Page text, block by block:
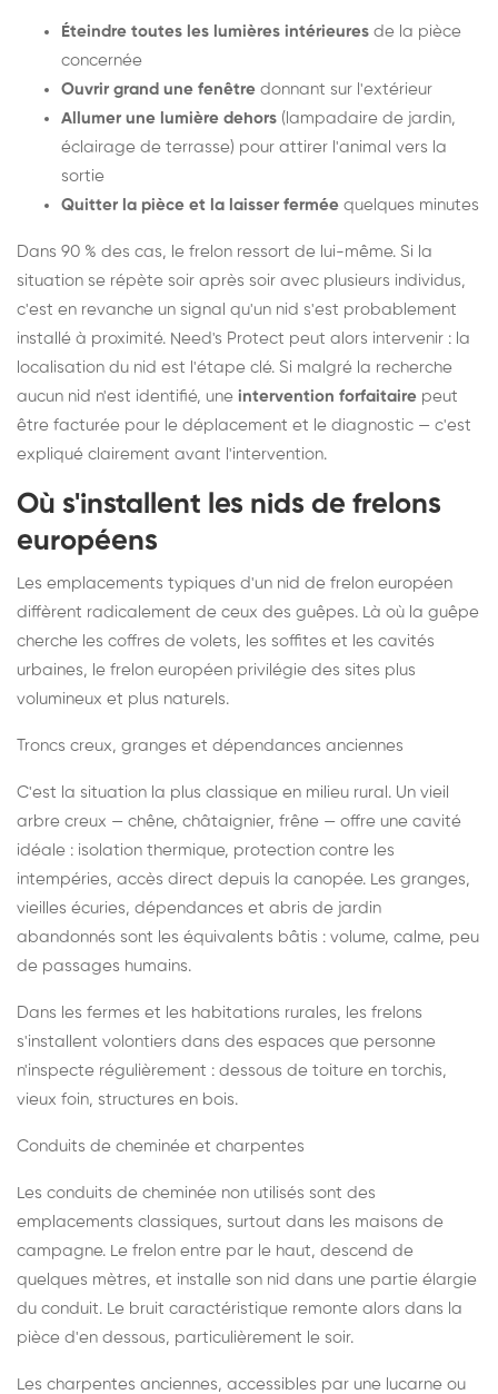
Éteindre toutes les lumières intérieures de la pièce
concernée
Ouvrir grand une fenêtre donnant sur l'extérieur
Allumer une lumière dehors (lampadaire de jardin,
éclairage de terrasse) pour attirer l'animal vers la
sortie
Quitter la pièce et la laisser fermée quelques minutes
Dans 90 % des cas, le frelon ressort de lui-même. Si la
situation se répète soir après soir avec plusieurs individus,
c'est en revanche un signal qu'un nid s'est probablement
installé à proximité. Need's Protect peut alors intervenir : la
localisation du nid est l'étape clé. Si malgré la recherche
aucun nid n'est identifié, une intervention forfaitaire peut
être facturée pour le déplacement et le diagnostic — c'est
expliqué clairement avant l'intervention.
Où s'installent les nids de frelons
européens
Les emplacements typiques d'un nid de frelon européen
diffèrent radicalement de ceux des guêpes. Là où la guêpe
cherche les coffres de volets, les soffites et les cavités
urbaines, le frelon européen privilégie des sites plus
volumineux et plus naturels.
Troncs creux, granges et dépendances anciennes
C'est la situation la plus classique en milieu rural. Un vieil
arbre creux — chêne, châtaignier, frêne — offre une cavité
idéale : isolation thermique, protection contre les
intempéries, accès direct depuis la canopée. Les granges,
vieilles écuries, dépendances et abris de jardin
abandonnés sont les équivalents bâtis : volume, calme, peu
de passages humains.
Dans les fermes et les habitations rurales, les frelons
s'installent volontiers dans des espaces que personne
n'inspecte régulièrement : dessous de toiture en torchis,
vieux foin, structures en bois.
Conduits de cheminée et charpentes
Les conduits de cheminée non utilisés sont des
emplacements classiques, surtout dans les maisons de
campagne. Le frelon entre par le haut, descend de
quelques mètres, et installe son nid dans une partie élargie
du conduit. Le bruit caractéristique remonte alors dans la
pièce d'en dessous, particulièrement le soir.
Les charpentes anciennes, accessibles par une lucarne ou